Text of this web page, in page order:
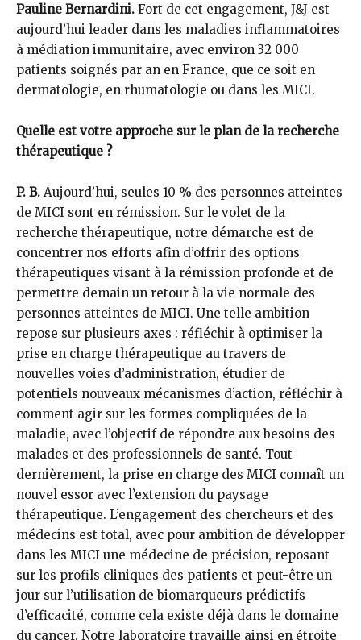
Pauline Bernardini. Fort de cet engagement, J&J est
aujourd’hui leader dans les maladies inflammatoires
à médiation immunitaire, avec environ 32 000
patients soignés par an en France, que ce soit en
dermatologie, en rhumatologie ou dans les MICI.
Quelle est votre approche sur le plan de la recherche
thérapeutique ?
P. B. Aujourd’hui, seules 10 % des personnes atteintes
de MICI sont en rémission. Sur le volet de la
recherche thérapeutique, notre démarche est de
concentrer nos efforts afin d’offrir des options
thérapeutiques visant à la rémission profonde et de
permettre demain un retour à la vie normale des
personnes atteintes de MICI. Une telle ambition
repose sur plusieurs axes : réfléchir à optimiser la
prise en charge thérapeutique au travers de
nouvelles voies d’administration, étudier de
potentiels nouveaux mécanismes d’action, réfléchir à
comment agir sur les formes compliquées de la
maladie, avec l’objectif de répondre aux besoins des
malades et des professionnels de santé. Tout
dernièrement, la prise en charge des MICI connaît un
nouvel essor avec l’extension du paysage
thérapeutique. L’engagement des chercheurs et des
médecins est total, avec pour ambition de développer
dans les MICI une médecine de précision, reposant
sur les profils cliniques des patients et peut-être un
jour sur l’utilisation de biomarqueurs prédictifs
d’efficacité, comme cela existe déjà dans le domaine
du cancer. Notre laboratoire travaille ainsi en étroite